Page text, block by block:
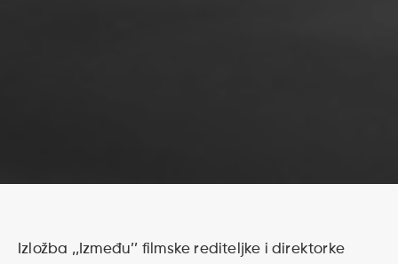
Izložba ,,Između’’ filmske rediteljke i direktorke